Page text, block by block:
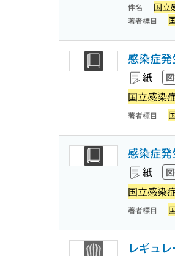
件名 国立
著者標目
感染症
紙
国立感染
著者標目
感染症
紙
国立感染
著者標目
レギュ